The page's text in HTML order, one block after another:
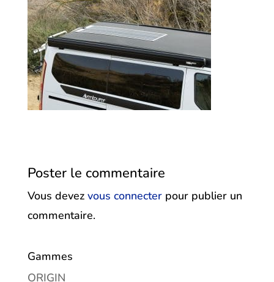
Poster le commentaire
Vous devez vous connecterpour publier un
commentaire.
Gammes
ORIGIN